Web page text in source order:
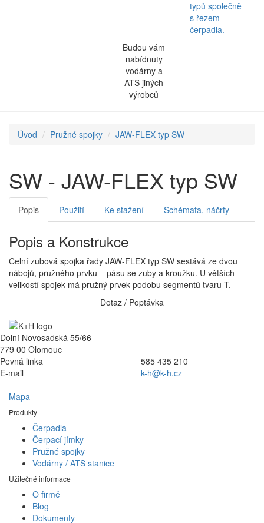
Budou vám
nabídnuty
vodárny a
ATS jiných
výrobců
typů společně
s řezem
čerpadla.
Úvod Pružné spojky JAW-FLEX typ SW
SW - JAW-FLEX typ SW
Popis Použití Ke stažení Schémata, náčrty
Popis a Konstrukce
Čelní zubová spojka řady JAW-FLEX typ SW sestává ze dvou
nábojů, pružného prvku – pásu se zuby a kroužku. U větších
velikostí spojek má pružný prvek podobu segmentů tvaru T.
Dotaz / Poptávka
Dolní Novosadská 55/66
779 00 Olomouc
Pevná linka
585 435 210
E-mail
k-h@k-h.cz
Mapa
Produkty
Čerpadla
Čerpací jímky
Pružné spojky
Vodárny / ATS stanice
Užitečné informace
O firmě
Blog
Dokumenty